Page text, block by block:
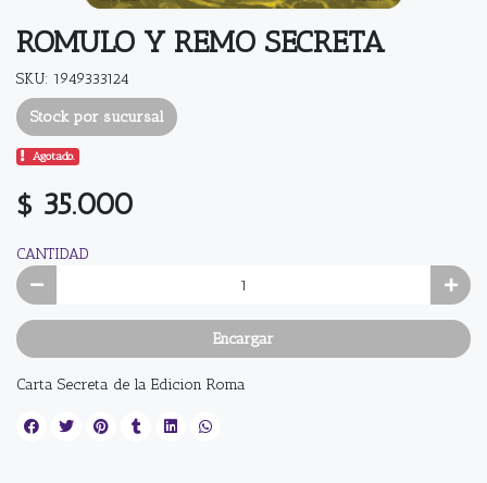
ROMULO Y REMO SECRETA
SKU: 1949333124
Stock por sucursal
Agotado.
$ 35.000
CANTIDAD
Encargar
Carta Secreta de la Edicion Roma